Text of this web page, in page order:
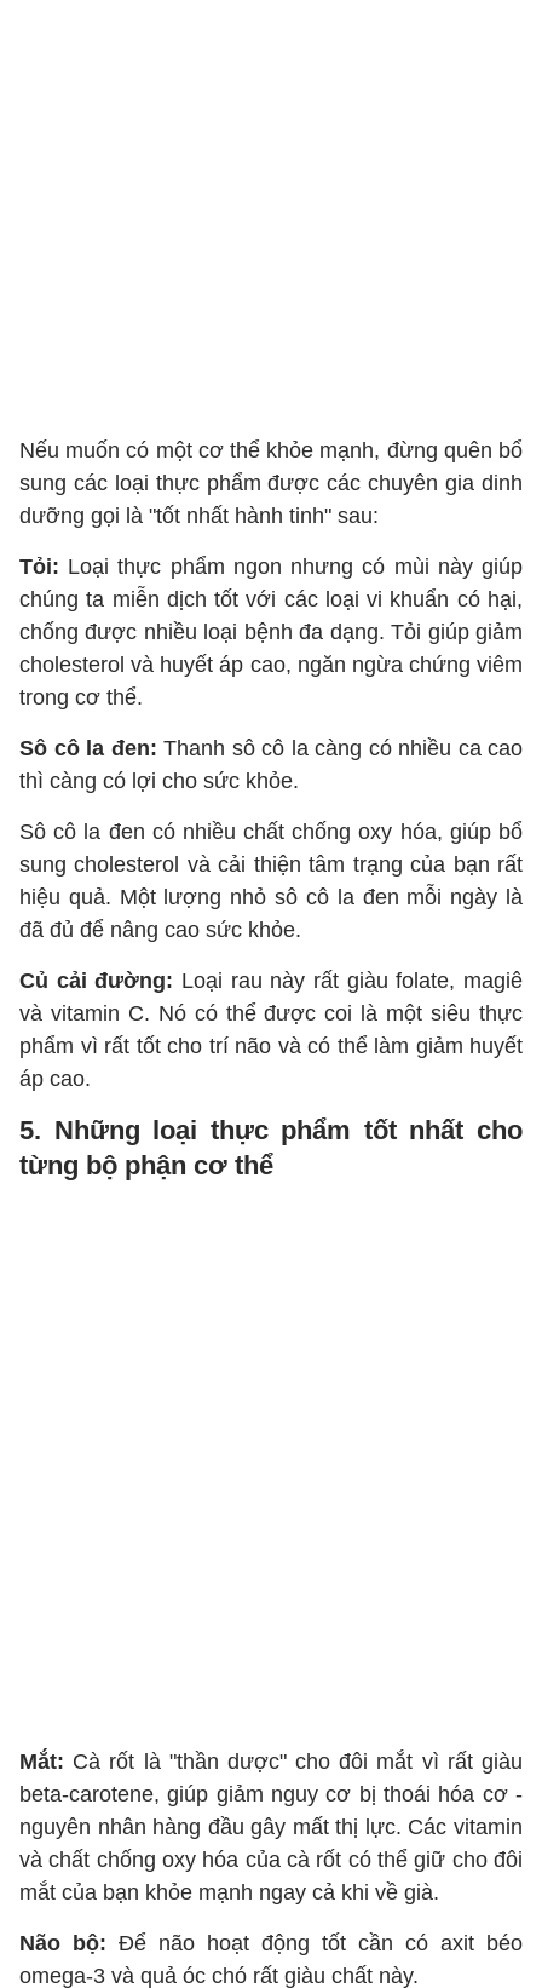
Nếu muốn có một cơ thể khỏe mạnh, đừng quên bổ
sung các loại thực phẩm được các chuyên gia dinh
dưỡng gọi là "tốt nhất hành tinh" sau:
Tỏi: Loại thực phẩm ngon nhưng có mùi này giúp
chúng ta miễn dịch tốt với các loại vi khuẩn có hại,
chống được nhiều loại bệnh đa dạng. Tỏi giúp giảm
cholesterol và huyết áp cao, ngăn ngừa chứng viêm
trong cơ thể.
Sô cô la đen: Thanh sô cô la càng có nhiều ca cao
thì càng có lợi cho sức khỏe.
Sô cô la đen có nhiều chất chống oxy hóa, giúp bổ
sung cholesterol và cải thiện tâm trạng của bạn rất
hiệu quả. Một lượng nhỏ sô cô la đen mỗi ngày là
đã đủ để nâng cao sức khỏe.
Củ cải đường: Loại rau này rất giàu folate, magiê
và vitamin C. Nó có thể được coi là một siêu thực
phẩm vì rất tốt cho trí não và có thể làm giảm huyết
áp cao.
5. Những loại thực phẩm tốt nhất cho
từng bộ phận cơ thể
Mắt: Cà rốt là "thần dược" cho đôi mắt vì rất giàu
beta-carotene, giúp giảm nguy cơ bị thoái hóa cơ -
nguyên nhân hàng đầu gây mất thị lực. Các vitamin
và chất chống oxy hóa của cà rốt có thể giữ cho đôi
mắt của bạn khỏe mạnh ngay cả khi về già.
Não bộ: Để não hoạt động tốt cần có axit béo
omega-3 và quả óc chó rất giàu chất này.